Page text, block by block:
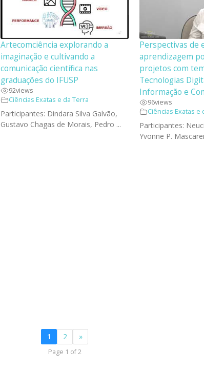
Artecomciência explorando a
imaginação e cultivando a
comunicação científica nas
graduações do IFUSP
92views
Ciências Exatas e da Terra
Participantes: Dindara Silva Galvão,
Gustavo Chagas de Morais, Pedro ...
Perspectivas de
aprendizagem
projetos com
Tecnologias
Informação e
96views
Ciências Exatas e
Participantes:
Yvonne P.
1 2 »
Page 1 of 2